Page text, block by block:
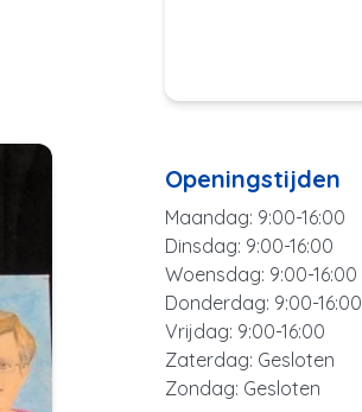
Openingstijden
Maandag: 9:00-16:00
Dinsdag: 9:00-16:00
Woensdag: 9:00-16:00
Donderdag: 9:00-16:00
Vrijdag: 9:00-16:00
Zaterdag: Gesloten
Zondag: Gesloten